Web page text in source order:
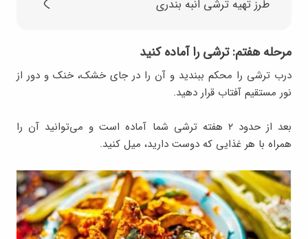
طرز تهیه ترشی انبه بندری
مرحله هفتم: ترشی را آماده کنید
درب ترشی را محکم ببندید و آن را در جای خشک، خنک و دور از
نور مستقیم آفتاب قرار دهید.
بعد از حدود ۲ هفته ترشی شما آماده است و می‌توانید آن را
همراه با هر غذایی که دوست دارید، میل کنید.